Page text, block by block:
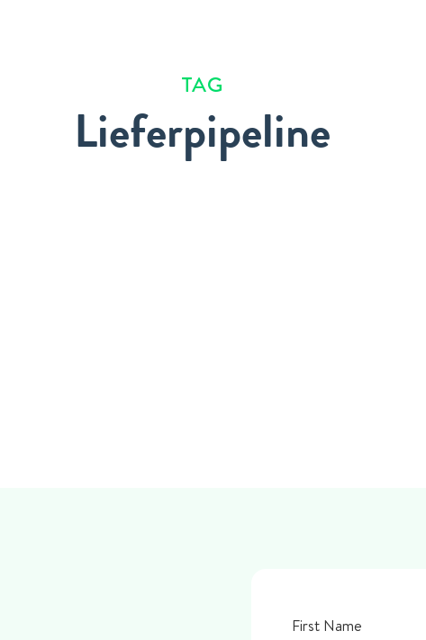
TAG
Lieferpipeline
First Name